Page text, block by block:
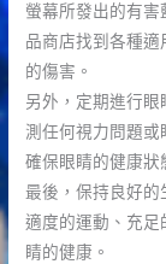
螢幕所發出的有
品商店找到各種
的傷害。
另外，定期進行
測任何視力問題
確保眼睛的健康狀
最後，保持良好的
適度的運動、充足
睛的健康。